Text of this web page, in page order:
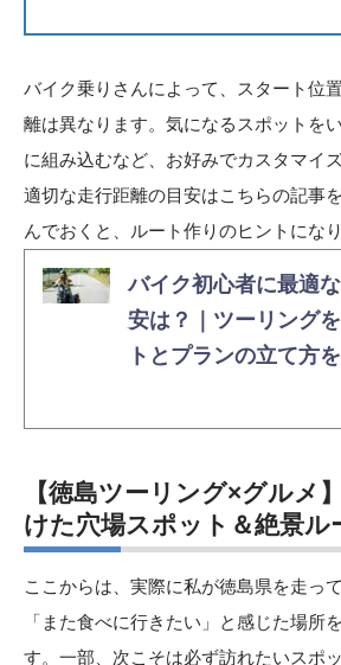
バイク乗りさんによって、スタート位
離は異なります。気になるスポットを
に組み込むなど、お好みでカスタマイ
適切な走行距離の目安はこちらの記事
んでおくと、ルート作りのヒントになり
バイク初心者に最適
安は？｜ツーリング
トとプランの立て方
【徳島ツーリング×グルメ
けた穴場スポット＆絶景ル
ここからは、実際に私が徳島県を走っ
「また食べに行きたい」と感じた場所
す。一部、次こそは必ず訪れたいスポ